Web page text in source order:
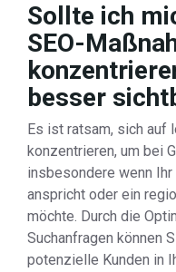
Sollte ich
SEO-
besser
Es ist ratsam, sich auf
konzentrieren, um bei
insbesondere wenn Ihr
anspricht oder ein
möchte. Durch die
Suchanfragen können
potenzielle Kunden in